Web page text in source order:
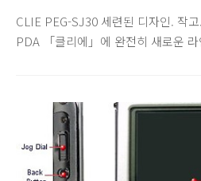
CLIE PEG-SJ30 세련된 디자인. 작
PDA 「클리에」에 완전히 새로운
을 통해 이미 보았을 것입니다. 새로
에는, 「캐쥬얼」이 "키워드" 입니다
상이나 음악의 개선과, 오피스 소프
층에서도 각광을 받던 지금까지의 클